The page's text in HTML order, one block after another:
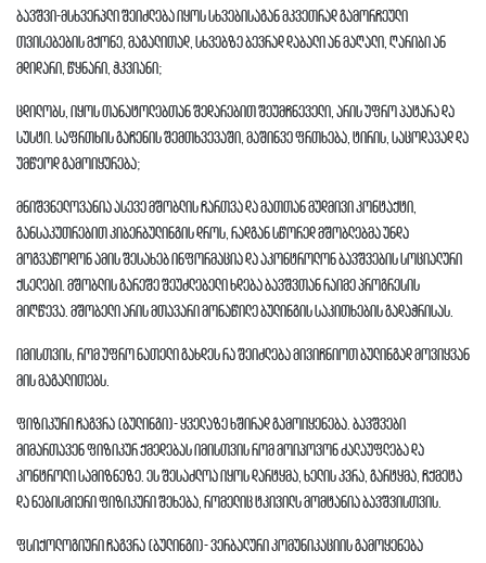
ბავშვი-მსხვერპლი შეიძლება იყოს სხვებისაგან მკვეთრად გამორჩეული
თვისებების მქონე, მაგალითად, სხვებზე ბევრად დაბალი ან მაღალი, ღარიბი ან
მდიდარი, წყნარი, ჭკვიანი;
ცდილობს, იყოს თანატოლებთან შედარებით შეუმჩნეველი, არის უფრო პატარა და
სუსტი. საფრთხის გაჩენის შემთხვევაში, მაშინვე ფრთხება, ტირის, საცოდავად და
უმწეოდ გამოიყურება;
მნიშვნელოვანია ასევე მშობლის ჩართვა და მათთან მუდმივი კონტაქტი,
განსაკუთრებით კიბერბულინგის დროს, რადგან სწორედ მშობლებმა უნდა
მოგვაწოდონ ამის შესახებ ინფორმაცია და აკონტროლონ ბავშვების სოციალური
ქსელები. მშობლის გარეშე შეუძლებელი ხდება ბავშვთან რაიმე პროგრესის
მიღწევა. მშობელი არის მთავარი მონაწილე ბულინგის საკითხების გადაჭრისას.
იმისთვის, რომ უფრო ნათელი გახდეს რა შეიძლება მივიჩნიოთ ბულინგად მოვიყვან
მის მაგალითებს.
ფიზიკური ჩაგვრა (ბულინგი)- ყველაზე ხშირად გამოიყენება. ბავშვები
მიმართავენ ფიზიკურ ქმედებას იმისთვის რომ მოიპოვონ ძალაუფლება და
კონტროლი სამიზნეზე. ეს შესაძლოა იყოს დარტყმა, ხელის კვრა, გარტყმა, ჩქმეტა
და ნებისმიერი ფიზიკური შეხება, რომელიც ტკივილს მომტანია ბავშვისთვის.
ფსიქოლოგიური ჩაგვრა (ბულინგი)- ვერბალური კომუნიკაციის გამოყენება